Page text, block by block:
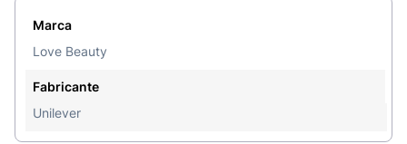
impacto no meio ambiente.
• Nós acreditamos que você não precisa abrir
mão de ficar bonita para cuidar do planeta. Por
isso, Love Beauty & Planet incentiva suas
Marca
Love Beauty
Fabricante
Unilever